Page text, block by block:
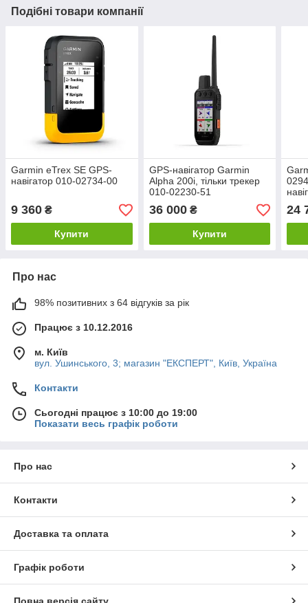
Подібні товари компанії
Garmin eTrex SE GPS-
навігатор 010-02734-00
9 360 ₴
Купити
GPS-навігатор Garmin
Alpha 200i, тільки трекер
010-02230-51
36 000₴
Купити
24
Про нас
98% позитивних з 64 відгуків за рік
Працює з 10.12.2016
м. Київ
вул. Ушинського, 3; магазин "ЕКСПЕРТ", Київ, Україна
Контакти
Сьогодні працює з 10:00 до 19:00
Показати весь графік роботи
Про нас
Контакти
Доставка та оплата
Графік роботи